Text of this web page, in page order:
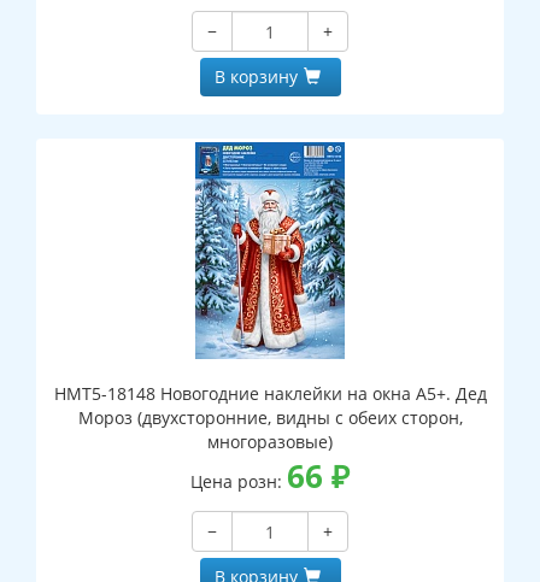
−
+
В корзину
НМТ5-18148 Новогодние наклейки на окна А5+. Дед
Мороз (двухсторонние, видны с обеих сторон,
многоразовые)
Цена розн: 66 ₽
−
+
В корзину